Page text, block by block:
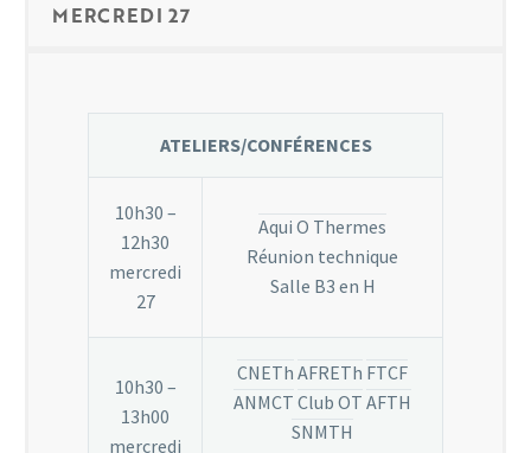
MERCREDI 27
ATELIERS/CONFÉRENCES
10h30 –
12h30
mercredi
27
Aqui O Thermes
Réunion technique
Salle B3 en H
10h30 –
13h00
mercredi
CNETh AFRETh FTCF
ANMCT Club OT AFTH
SNMTH